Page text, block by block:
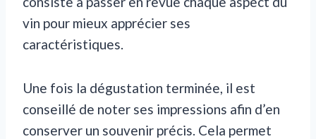
vin pour mieux apprécier ses
caractéristiques.
Une fois la dégustation terminée, il est
conseillé de noter ses impressions afin d’en
conserver un souvenir précis. Cela permet